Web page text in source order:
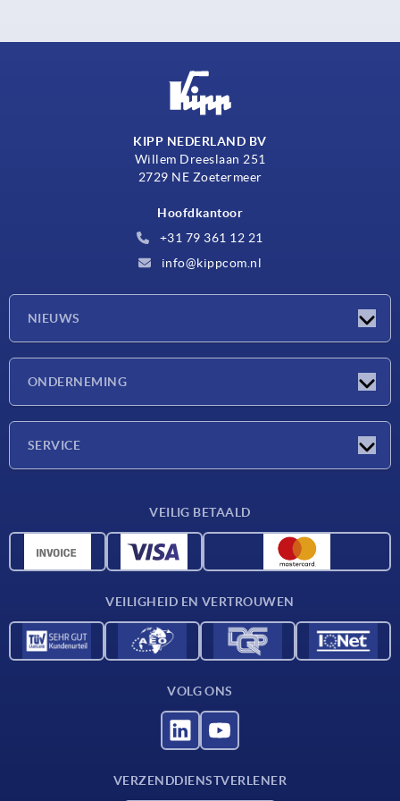
KIPP NEDERLAND BV
Willem Dreeslaan 251
2729 NE Zoetermeer
Hoofdkantoor
+31 79 361 12 21
info@kippcom.nl
NIEUWS
ONDERNEMING
SERVICE
CAD-gegevens
VEILIG BETAALD
VEILIGHEID EN VERTROUWEN
VOLG ONS
VERZENDDIENSTVERLENER